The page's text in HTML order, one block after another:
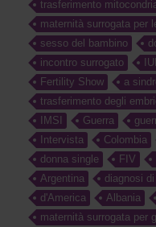
trasferimento
maternità surrogata per
sesso del bambino
incontro surrogato
IUI
Fertility Show
a
trasferimento degli
IMSI
Guerra
Intervista
Colombia
donna single
FIV
Argentina
diagnosi di
d'America
Albania
maternità surrogata per